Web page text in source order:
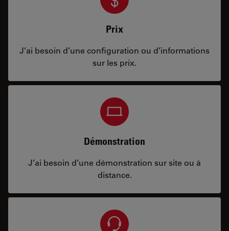
Prix
J’ai besoin d’une configuration ou d’informations
sur les prix.
Démonstration
J’ai besoin d’une démonstration sur site ou à
distance.